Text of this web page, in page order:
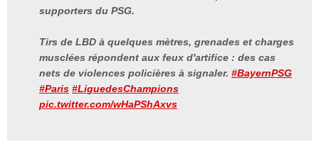
supporters du PSG.
Tirs de LBD à quelques mètres, grenades et charges
musclées répondent aux feux d'artifice : des cas
nets de violences policières à signaler. #BayernPSG
#Paris #LiguedesChampions
pic.twitter.com/wHaPShAxvs